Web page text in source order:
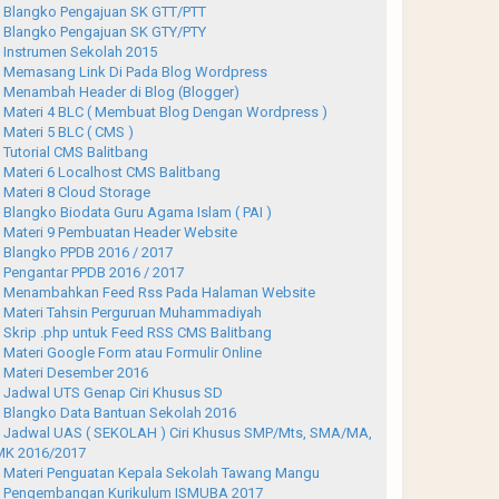
Blangko Pengajuan SK GTT/PTT
Blangko Pengajuan SK GTY/PTY
Instrumen Sekolah 2015
Memasang Link Di Pada Blog Wordpress
Menambah Header di Blog (Blogger)
Materi 4 BLC ( Membuat Blog Dengan Wordpress )
Materi 5 BLC ( CMS )
Tutorial CMS Balitbang
Materi 6 Localhost CMS Balitbang
Materi 8 Cloud Storage
Blangko Biodata Guru Agama Islam ( PAI )
Materi 9 Pembuatan Header Website
Blangko PPDB 2016 / 2017
Pengantar PPDB 2016 / 2017
Menambahkan Feed Rss Pada Halaman Website
Materi Tahsin Perguruan Muhammadiyah
Skrip .php untuk Feed RSS CMS Balitbang
Materi Google Form atau Formulir Online
Materi Desember 2016
Jadwal UTS Genap Ciri Khusus SD
Blangko Data Bantuan Sekolah 2016
Jadwal UAS ( SEKOLAH ) Ciri Khusus SMP/Mts, SMA/MA,
2016/2017
Materi Penguatan Kepala Sekolah Tawang Mangu
Pengembangan Kurikulum ISMUBA 2017